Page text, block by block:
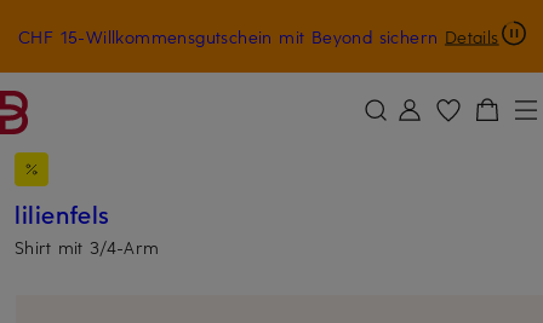
ZUM HAUPTINHALT ÜBERSPRINGEN ZUM SUCHFELD ÜBERSPRINGEN
CHF 15-Willkommensgutschein mit Beyond sichern Details
lilienfels
Shirt mit 3/4-Arm